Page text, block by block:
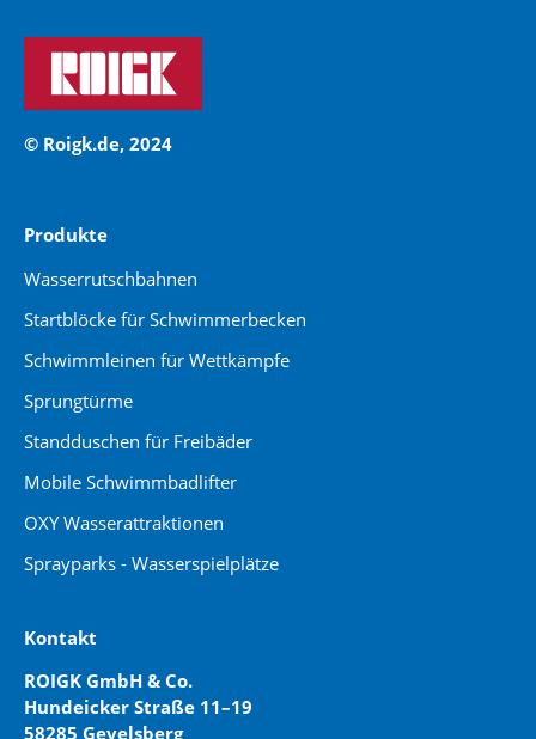
© Roigk.de, 2024
Produkte
Wasserrutschbahnen
Startblöcke für Schwimmerbecken
Schwimmleinen für Wettkämpfe
Sprungtürme
Standduschen für Freibäder
Mobile Schwimmbadlifter
OXY Wasserattraktionen
Sprayparks - Wasserspielplätze
Kontakt
ROIGK GmbH & Co.
Hundeicker Straße 11–19
58285 Gevelsberg